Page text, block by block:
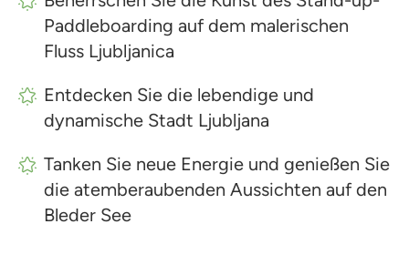
Paddleboarding auf dem malerischen
Fluss Ljubljanica
Entdecken Sie die lebendige und
dynamische Stadt Ljubljana
Tanken Sie neue Energie und genießen Sie
die atemberaubenden Aussichten auf den
Bleder See